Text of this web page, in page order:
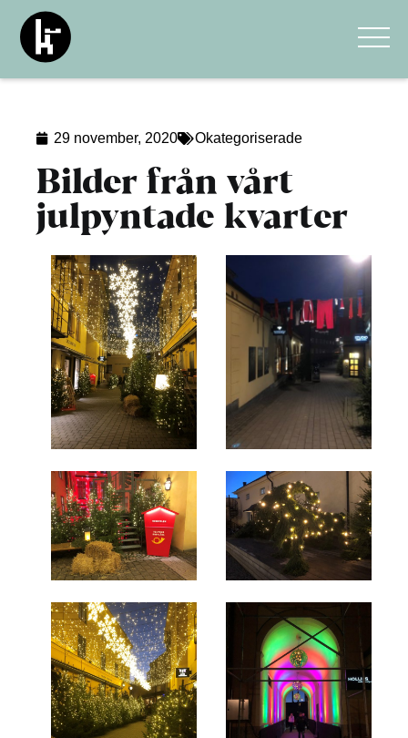
29 november, 2020 Okategoriserade
Bilder från vårt
julpyntade kvarter